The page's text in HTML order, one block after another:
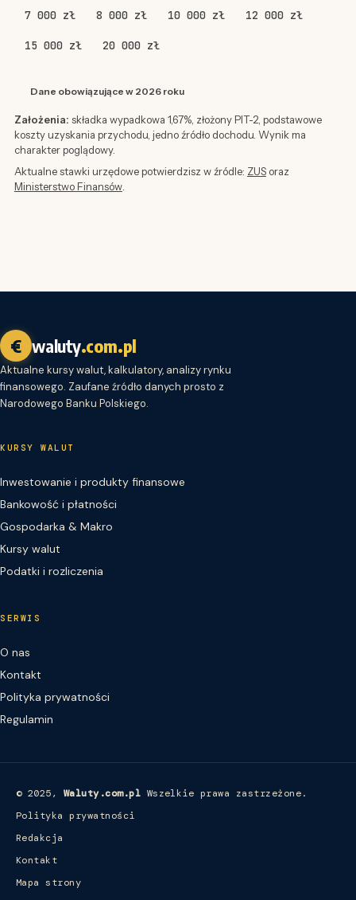
7 000 zł 8 000 zł 10 000 zł 12 000 zł
15 000 zł 20 000 zł
Dane obowiązujące w 2026 roku
Założenia: składka wypadkowa 1,67%, złożony PIT-2, podstawowe
koszty uzyskania przychodu, jedno źródło dochodu. Wynik ma
charakter poglądowy.
Aktualne stawki urzędowe potwierdzisz w źródle: ZUSoraz
Ministerstwo Finansów.
€ waluty.com.pl
Aktualne kursy walut, kalkulatory, analizy rynku
finansowego. Zaufane źródło danych prosto z
Narodowego Banku Polskiego.
KURSY WALUT
Inwestowanie i produkty finansowe
Bankowość i płatności
Gospodarka & Makro
Kursy walut
Podatki i rozliczenia
SERWIS
O nas
Kontakt
Polityka prywatności
Regulamin
© 2025, Waluty.com.pl Wszelkie prawa zastrzeżone.
Polityka prywatności
Redakcja
Kontakt
Mapa strony